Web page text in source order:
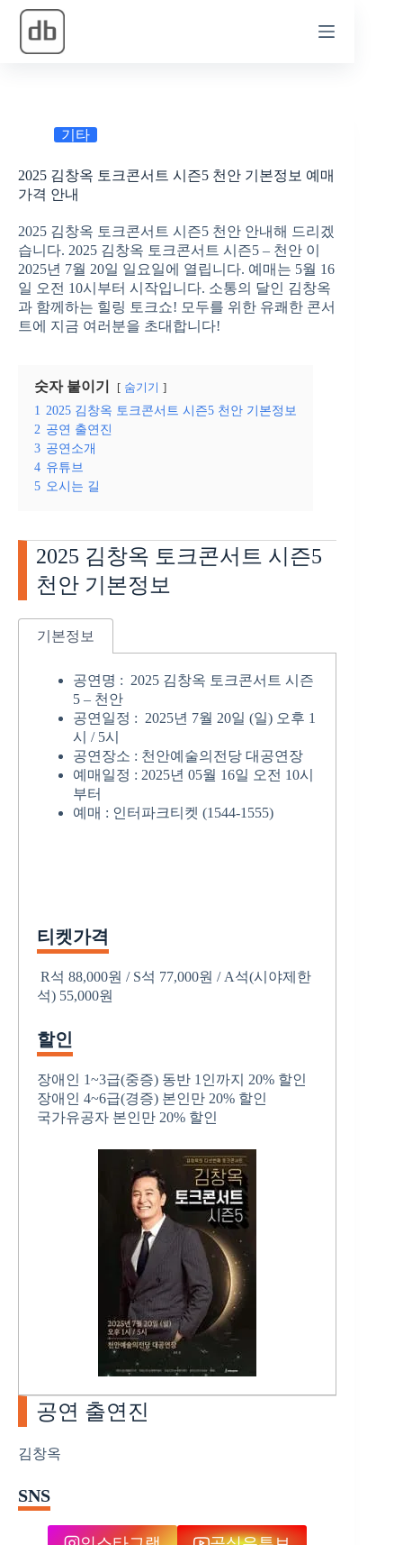
기타
2025 김창옥 토크콘서트 시즌5 천안 기본정보 예매
가격 안내
2025 김창옥 토크콘서트 시즌5 천안 안내해 드리겠
습니다. 2025 김창옥 토크콘서트 시즌5 – 천안 이
2025년 7월 20일 일요일에 열립니다. 예매는 5월 16
일 오전 10시부터 시작입니다. 소통의 달인 김창옥
과 함께하는 힐링 토크쇼! 모두를 위한 유쾌한 콘서
트에 지금 여러분을 초대합니다!
숫자 붙이기 숨기기
1 2025 김창옥 토크콘서트 시즌5 천안 기본정보
2 공연 출연진
3 공연소개
4 유튜브
5 오시는 길
2025 김창옥 토크콘서트 시즌5
천안 기본정보
기본정보
공연명 : 2025 김창옥 토크콘서트 시즌
5 – 천안
공연일정 : 2025년 7월 20일 (일) 오후 1
시 / 5시
공연장소 : 천안예술의전당 대공연장
예매일정 : 2025년 05월 16일 오전 10시
부터
예매 : 인터파크티켓 (1544-1555)
티켓가격
R석 88,000원 / S석 77,000원 / A석(시야제한
석) 55,000원
할인
장애인 1~3급(중증) 동반 1인까지 20% 할인
장애인 4~6급(경증) 본인만 20% 할인
국가유공자 본인만 20% 할인
공연 출연진
김창옥
SNS